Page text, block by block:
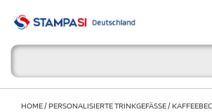
HOME/PERSONALISIERTE TRINKGEFÄSSE /